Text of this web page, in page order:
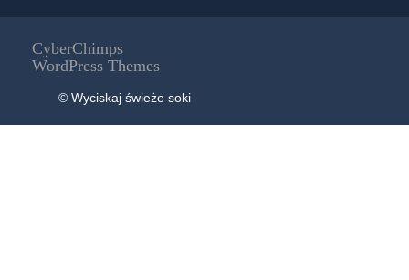
CyberChimps
WordPress Themes
© Wyciskaj świeże soki